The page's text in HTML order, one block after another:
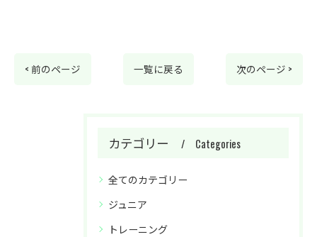
< 前のページ 一覧に戻る 次のページ >
カテゴリー Categories
全てのカテゴリー
ジュニア
トレーニング